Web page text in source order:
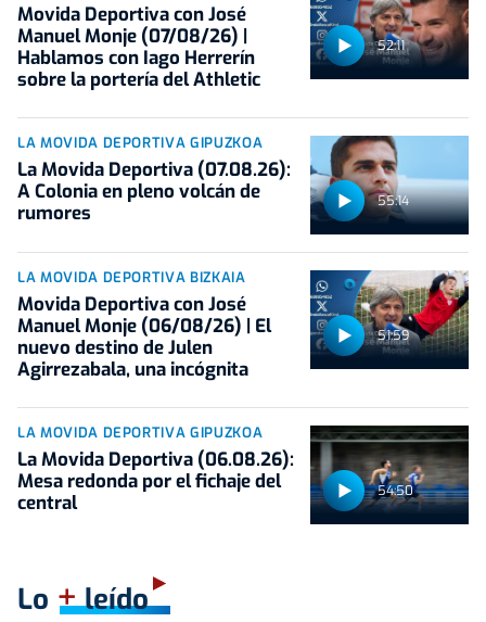
52:11
Movida Deportiva con José
Manuel Monje (07/08/26) |
Hablamos con Iago Herrerín
sobre la portería del Athletic
55:14
LA MOVIDA DEPORTIVA GIPUZKOA
La Movida Deportiva (07.08.26):
A Colonia en pleno volcán de
rumores
51:59
LA MOVIDA DEPORTIVA BIZKAIA
Movida Deportiva con José
Manuel Monje (06/08/26) | El
nuevo destino de Julen
Agirrezabala, una incógnita
54:50
LA MOVIDA DEPORTIVA GIPUZKOA
La Movida Deportiva (06.08.26):
Mesa redonda por el fichaje del
central
Lo +leído